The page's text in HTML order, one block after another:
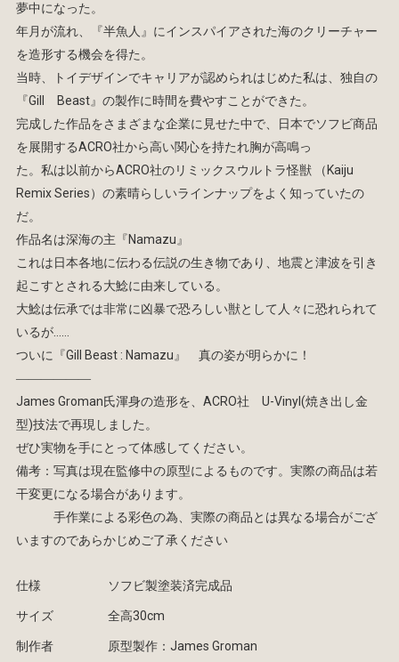
夢中になった。
年月が流れ、『半魚人』にインスパイアされた海のクリーチャー
を造形する機会を得た。
当時、トイデザインでキャリアが認められはじめた私は、独自の
『Gill Beast』の製作に時間を費やすことができた。
完成した作品をさまざまな企業に見せた中で、日本でソフビ商品
を展開するACRO社から高い関心を持たれ胸が高鳴っ
た。私は以前からACRO社のリミックスウルトラ怪獣 （Kaiju
Remix Series）の素晴らしいラインナップをよく知っていたの
だ。
作品名は深海の主『Namazu』
これは日本各地に伝わる伝説の生き物であり、地震と津波を引き
起こすとされる大鯰に由来している。
大鯰は伝承では非常に凶暴で恐ろしい獣として人々に恐れられて
いるが……
ついに『Gill Beast : Namazu』 真の姿が明らかに！
――――――
James Groman氏渾身の造形を、ACRO社 U-Vinyl(焼き出し金
型)技法で再現しました。
ぜひ実物を手にとって体感してください。
備考：写真は現在監修中の原型によるものです。実際の商品は若
干変更になる場合があります。
手作業による彩色の為、実際の商品とは異なる場合がござ
いますのであらかじめご了承ください
仕様 ソフビ製塗装済完成品
サイズ 全高30cm
制作者 原型製作：James Groman